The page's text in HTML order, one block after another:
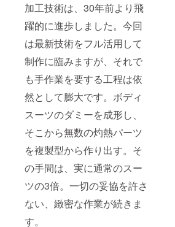
加工技術は、30年前より飛
躍的に進歩しました。今回
は最新技術をフル活用して
制作に臨みますが、それで
も手作業を要する工程は依
然として膨大です。ボディ
スーツのダミーを成形し、
そこから無数の灼熱パーツ
を複製型から作り出す。そ
の手間は、実に通常のスー
ツの3倍。一切の妥協を許さ
ない、緻密な作業が続きま
す。